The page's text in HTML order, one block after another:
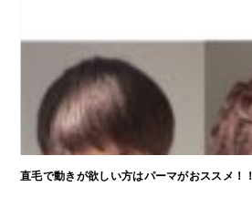
直毛で動きが欲しい方はパーマがおススメ！！